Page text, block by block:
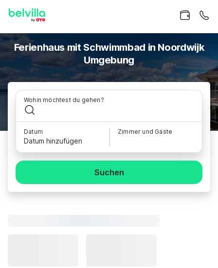
Ferienhaus mit Schwimmbad in Noordwijk
Umgebung
Wohin möchtest du gehen?
Datum
Datum hinzufügen
Zimmer und Gäste
Suchen